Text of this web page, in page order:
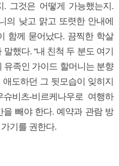
. 그것은 어떻게 가능했는지.
의 낮고 맑고 또렷한 안내에
함께 묻어났다. 끔찍한 학살
했다. “내 친척 두 분도 여기
유족인 가이드 할머니는 분향
도하던 그 뒷모습이 잊히지
비츠-비르케나우로 여행하
을 빼야 한다. 예약과 관람 방
기를 권한다.